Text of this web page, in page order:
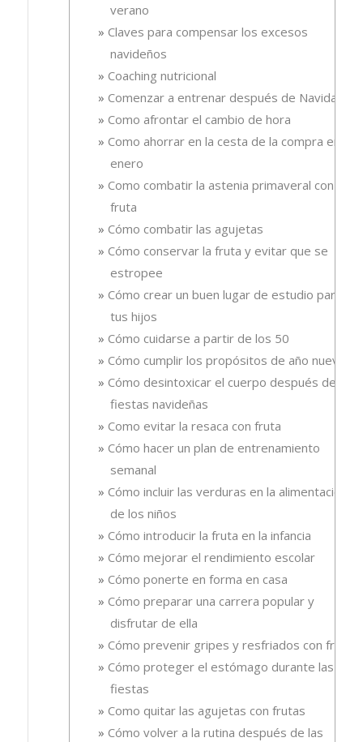
verano
Claves para compensar los excesos
navideños
Coaching nutricional
Comenzar a entrenar después de Navidad
Como afrontar el cambio de hora
Como ahorrar en la cesta de la compra en
enero
Como combatir la astenia primaveral con
fruta
Cómo combatir las agujetas
Cómo conservar la fruta y evitar que se
estropee
Cómo crear un buen lugar de estudio para
tus hijos
Cómo cuidarse a partir de los 50
Cómo cumplir los propósitos de año nuevo
Cómo desintoxicar el cuerpo después de las
fiestas navideñas
Como evitar la resaca con fruta
Cómo hacer un plan de entrenamiento
semanal
Cómo incluir las verduras en la alimentación
de los niños
Cómo introducir la fruta en la infancia
Cómo mejorar el rendimiento escolar
Cómo ponerte en forma en casa
Cómo preparar una carrera popular y
disfrutar de ella
Cómo prevenir gripes y resfriados con fruta.
Cómo proteger el estómago durante las
fiestas
Como quitar las agujetas con frutas
Cómo volver a la rutina después de las